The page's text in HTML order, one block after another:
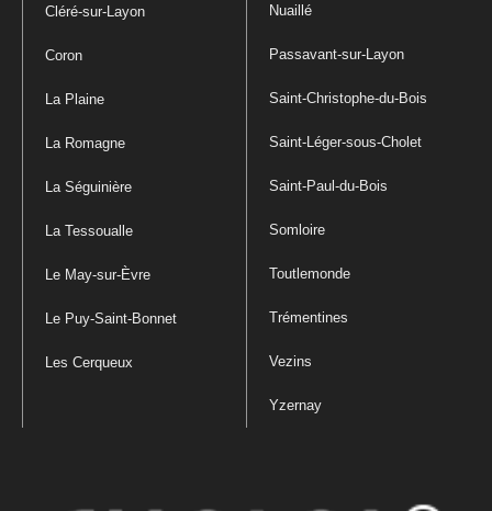
Cléré-sur-Layon
Coron
La Plaine
La Romagne
La Séguinière
La Tessoualle
Le May-sur-Èvre
Le Puy-Saint-Bonnet
Les Cerqueux
Nuaillé
Passavant-sur-Layon
Saint-Christophe-du-Bois
Saint-Léger-sous-Cholet
Saint-Paul-du-Bois
Somloire
Toutlemonde
Trémentines
Vezins
Yzernay